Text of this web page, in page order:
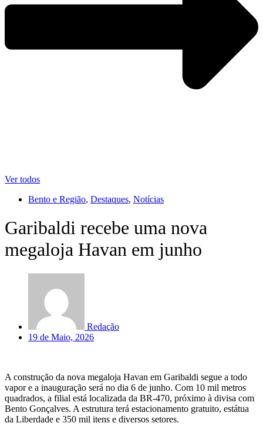
Ver todos
Bento e Região, Destaques, Notícias
Garibaldi recebe uma nova
megaloja Havan em junho
Redação
19 de Maio, 2026
A construção da nova megaloja Havan em Garibaldi segue a todo
vapor e a inauguração será no dia 6 de junho. Com 10 mil metros
quadrados, a filial está localizada da BR-470, próximo à divisa com
Bento Gonçalves. A estrutura terá estacionamento gratuito, estátua
da Liberdade e 350 mil itens e diversos setores.